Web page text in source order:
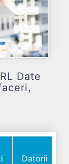
Date
Datorii